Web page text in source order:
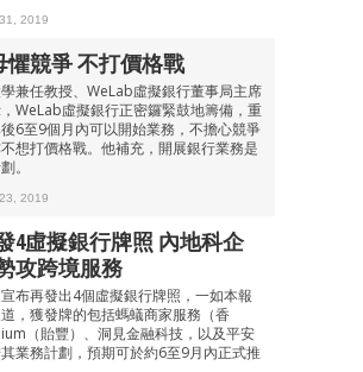
2019
懼競爭 不打價格戰
兼任教授、WeLab虛擬銀行董事局主席
WeLab虛擬銀行正密鑼緊鼓地籌備，重
6至9個月內可以開始業務，不擔心競爭
想打價格戰。他補充，開展銀行業務是
。
2019
4虛擬銀行牌照 內地科企
攻跨境服務
布再發出4個虛擬銀行牌照，一如本報
，獲發牌的包括螞蟻商家服務（香
（貽豐）、洞見金融科技，以及平安
業務計劃，預期可於約6至9月內正式推